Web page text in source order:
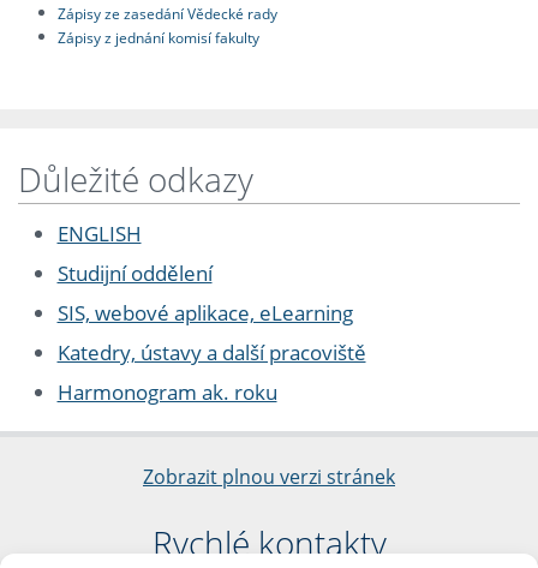
Zápisy ze zasedání Vědecké rady
Zápisy z jednání komisí fakulty
Důležité odkazy
ENGLISH
Studijní oddělení
SIS, webové aplikace, eLearning
Katedry, ústavy a další pracoviště
Harmonogram ak. roku
Zobrazit plnou verzi stránek
Rychlé kontakty